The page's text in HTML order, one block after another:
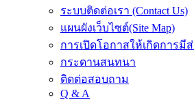
ระบบติดต่อเรา (Contact Us)
แผนผังเว็บไซต์(Site Map)
การเปิดโอกาสให้เกิดการมี
กระดานสนทนา
ติดต่อสอบถาม
Q & A